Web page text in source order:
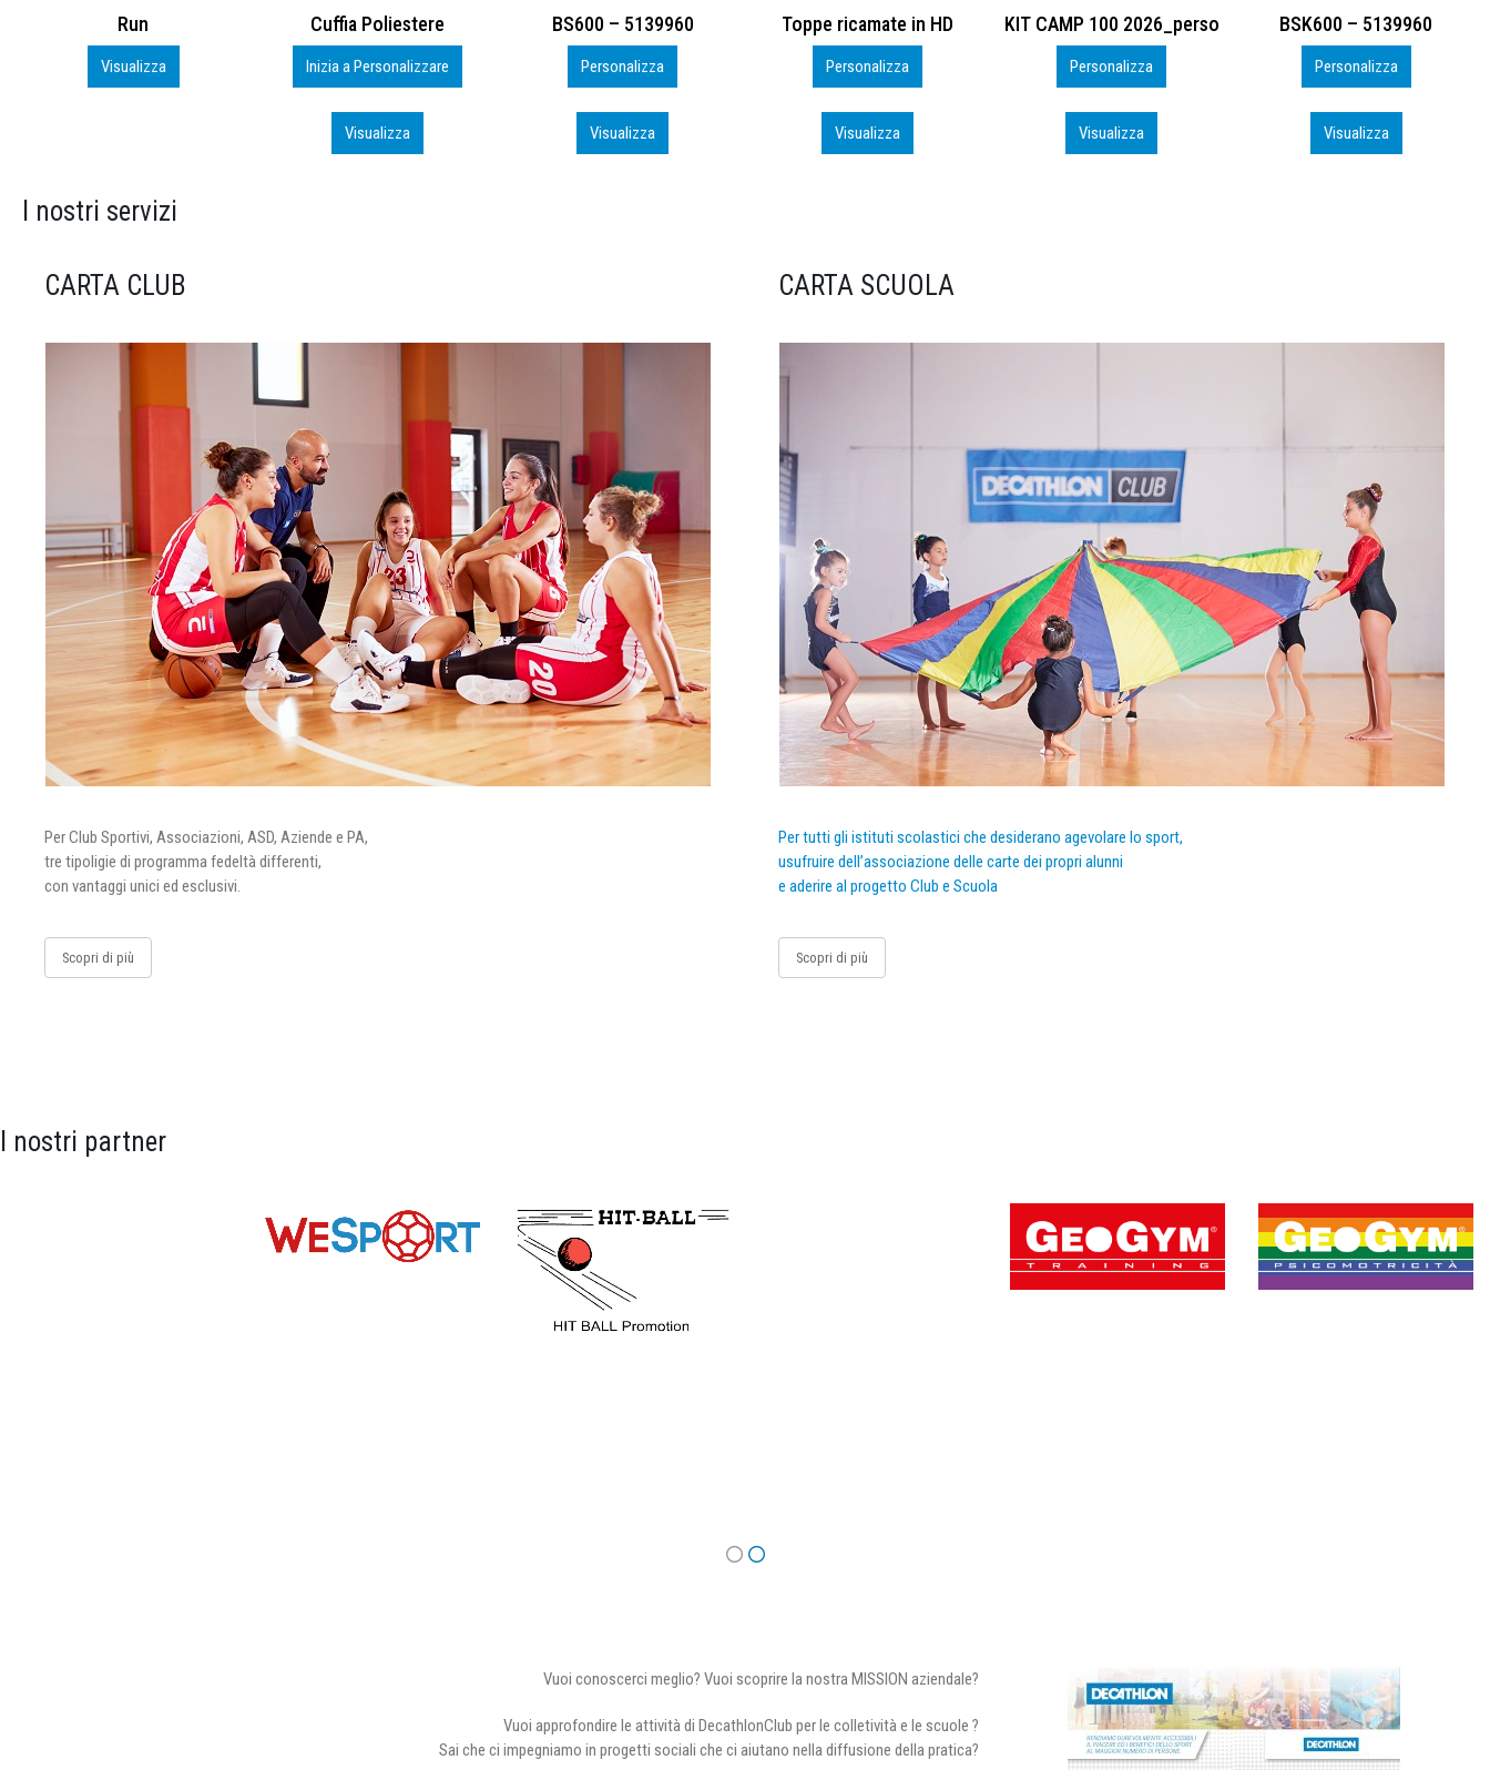
Cuffia Poliestere
Inizia a Personalizzare
BS600 – 5139960
Personalizza
Visualizza
Toppe ricamate in HD
Personalizza
Visualizza
KIT CAMP 100 2026_perso
Personalizza
Visualizza
BSK600 – 5139960
Personalizza
Visualizza
DTF
Personalizza
Visualizza
I nostri servizi
CARTA CLUB
Per Club Sportivi, Associazioni, ASD, Aziende e PA,
tre tipoligie di programma fedeltà differenti,
con vantaggi unici ed esclusivi.
Scopri di più
CARTA SCUOLA
Per tutti gli istituti scolastici che desiderano agevolare lo sport,
usufruire dell’associazione delle carte dei propri alunni
e aderire al progetto Club e Scuola
Scopri di più
I nostri partner
Vuoi conoscerci meglio? Vuoi scoprire la nostra MISSION aziendale?
Vuoi approfondire le attività di DecathlonClub per le colletività e le scuole ?
Sai che ci impegniamo in progetti sociali che ci aiutano nella diffusione della pratica?